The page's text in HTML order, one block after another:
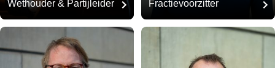
Wethouder & Partijleider Fractievoorzitter